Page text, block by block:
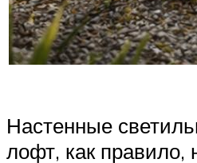
Настенные
лофт, как